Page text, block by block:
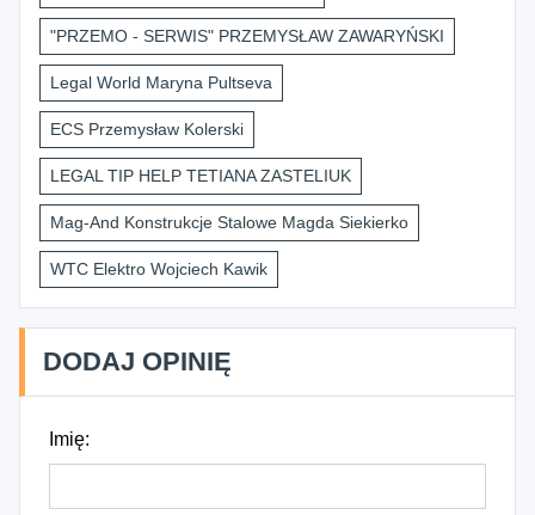
"PRZEMO - SERWIS" PRZEMYSŁAW ZAWARYŃSKI
Legal World Maryna Pultseva
ECS Przemysław Kolerski
LEGAL TIP HELP TETIANA ZASTELIUK
Mag-And Konstrukcje Stalowe Magda Siekierko
WTC Elektro Wojciech Kawik
DODAJ OPINIĘ
Imię: